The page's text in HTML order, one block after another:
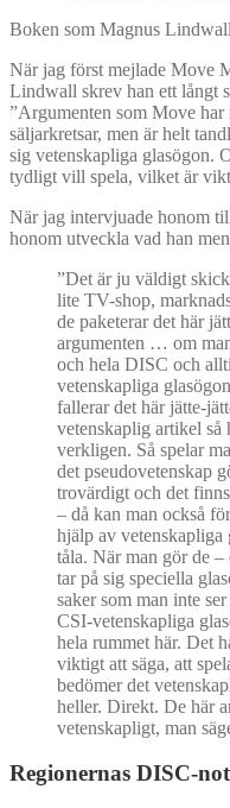
Boken som Magnus
När jag först mejlade Move
Lindwall skrev han ett långt
”Argumenten som Move
säljarkretsar, men är helt
sig vetenskapliga glasögon.
tydligt vill spela, vilket är
När jag intervjuade honom
honom utveckla vad han
”Det är ju väldigt
lite TV-shop,
de paketerar det här
argumenten … om
och hela DISC och
vetenskapliga
fallerar det här jätte-
vetenskaplig artikel så
verkligen. Så spelar
det pseudovetenskap
trovärdigt och det
– då kan man också
hjälp av vetenskapliga
tåla. När man gör de
tar på sig speciella
saker som man inte
CSI-vetenskapliga
hela rummet här. Det
viktigt att säga, att
bedömer det
heller. Direkt. De här
vetenskapligt, man
Regionernas DISC-